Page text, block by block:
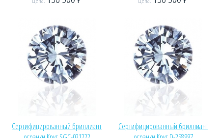
Сертифицированный бриллиант
Сертифицированный бриллиант